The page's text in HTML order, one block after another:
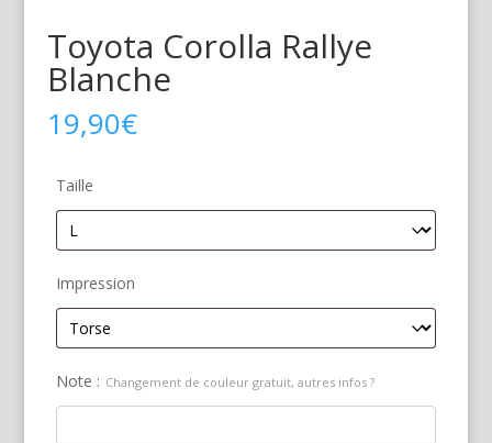
Toyota Corolla Rallye
Blanche
19,90€
Taille
Impression
Note : Changement de couleur gratuit, autres infos ?